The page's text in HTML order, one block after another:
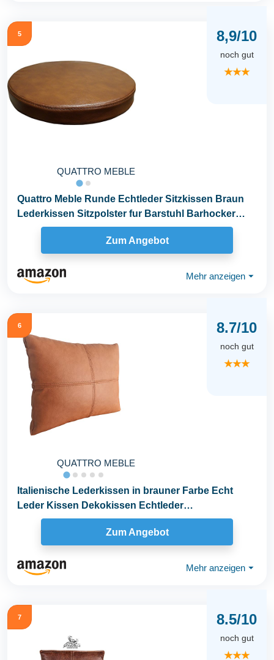
5
QUATTRO MEBLE
8,9/10
noch gut
★★★
Quattro Meble Runde Echtleder Sitzkissen Braun
Lederkissen Sitzpolster fur Barstuhl Barhocker
Sessel...
Zum Angebot
Mehr anzeigen ⏷
6
QUATTRO MEBLE
8.7/10
noch gut
★★★
Italienische Lederkissen in brauner Farbe Echt
Leder Kissen Dekokissen Echtleder
Rückenkissen...
Zum Angebot
Mehr anzeigen ⏷
7 8.5/10
noch gut
★★★